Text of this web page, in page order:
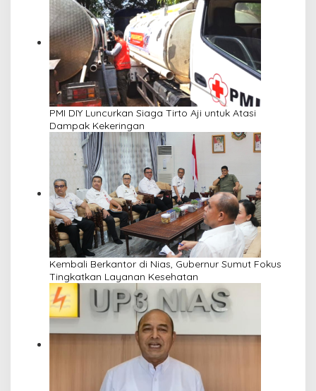
PMI DIY Luncurkan Siaga Tirto Aji untuk Atasi
Dampak Kekeringan
Kembali Berkantor di Nias, Gubernur Sumut Fokus
Tingkatkan Layanan Kesehatan